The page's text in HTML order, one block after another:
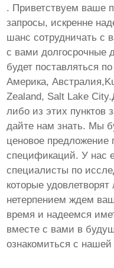
. Приветствуем ваше
запросы, искренне
шанс сотрудничать с
с вами долгосрочные
будет поставляться
Америка,
Zealand, Salt Lake
либо из этих пунктов
дайте нам знать. Мы
ценовое предложение
спецификаций. У нас
специалисты по
которые
нетерпением ждем
время и надеемся
вместе с вами в
ознакомиться с нашей